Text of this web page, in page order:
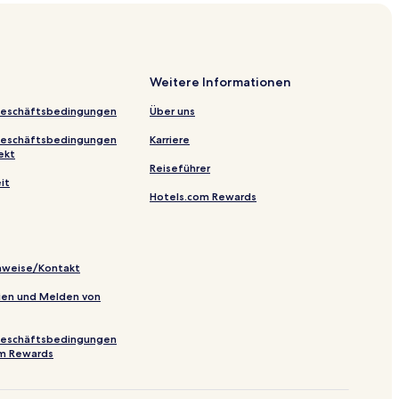
Kontakt
und Melden von
Rewards
Weitere Informationen
Über uns
Karriere
Reiseführer
Hotels.com Rewards